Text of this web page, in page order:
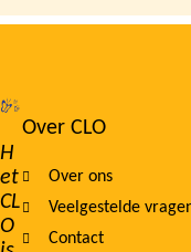
H
et
CL
O
Footer
navigation
Over CLO
Over ons
Veelgestelde
Contact